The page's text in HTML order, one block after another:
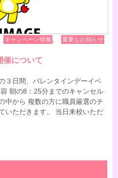
キャンペーン情報 , 重要なお知らせ
催について
３日間、バレンタインデーイベ
朝の8：25分までのキャンセル
中から 複数の方に職員厳選のチ
いただきます。 当日来校いただ